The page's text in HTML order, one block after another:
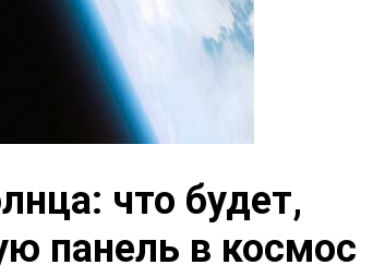
что будет,
панель в космос